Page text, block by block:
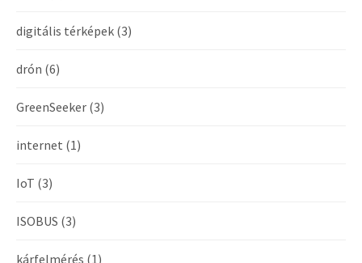
digitális térképek (3)
drón (6)
GreenSeeker (3)
internet (1)
IoT (3)
ISOBUS (3)
kárfelmérés (1)